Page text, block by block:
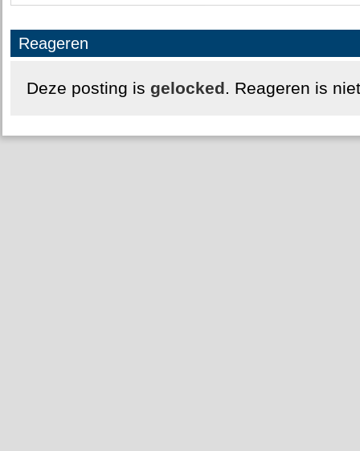
Reageren
Deze posting is gelocked. Reageren is